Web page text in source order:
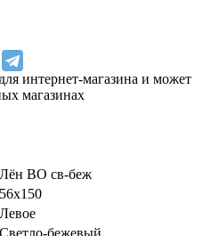
интернет-магазина и может
магазинах
Лён ВО св-беж
56х150
Левое
Светло-бежевый